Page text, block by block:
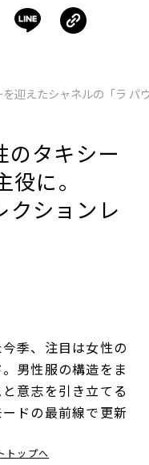
迎えたシャネルの「ラ パ
のタキシー
に。
クションレ
季、注目は女性の
男性服の構造をま
意志を引き立てる
ドの最前線で更新
トップへ